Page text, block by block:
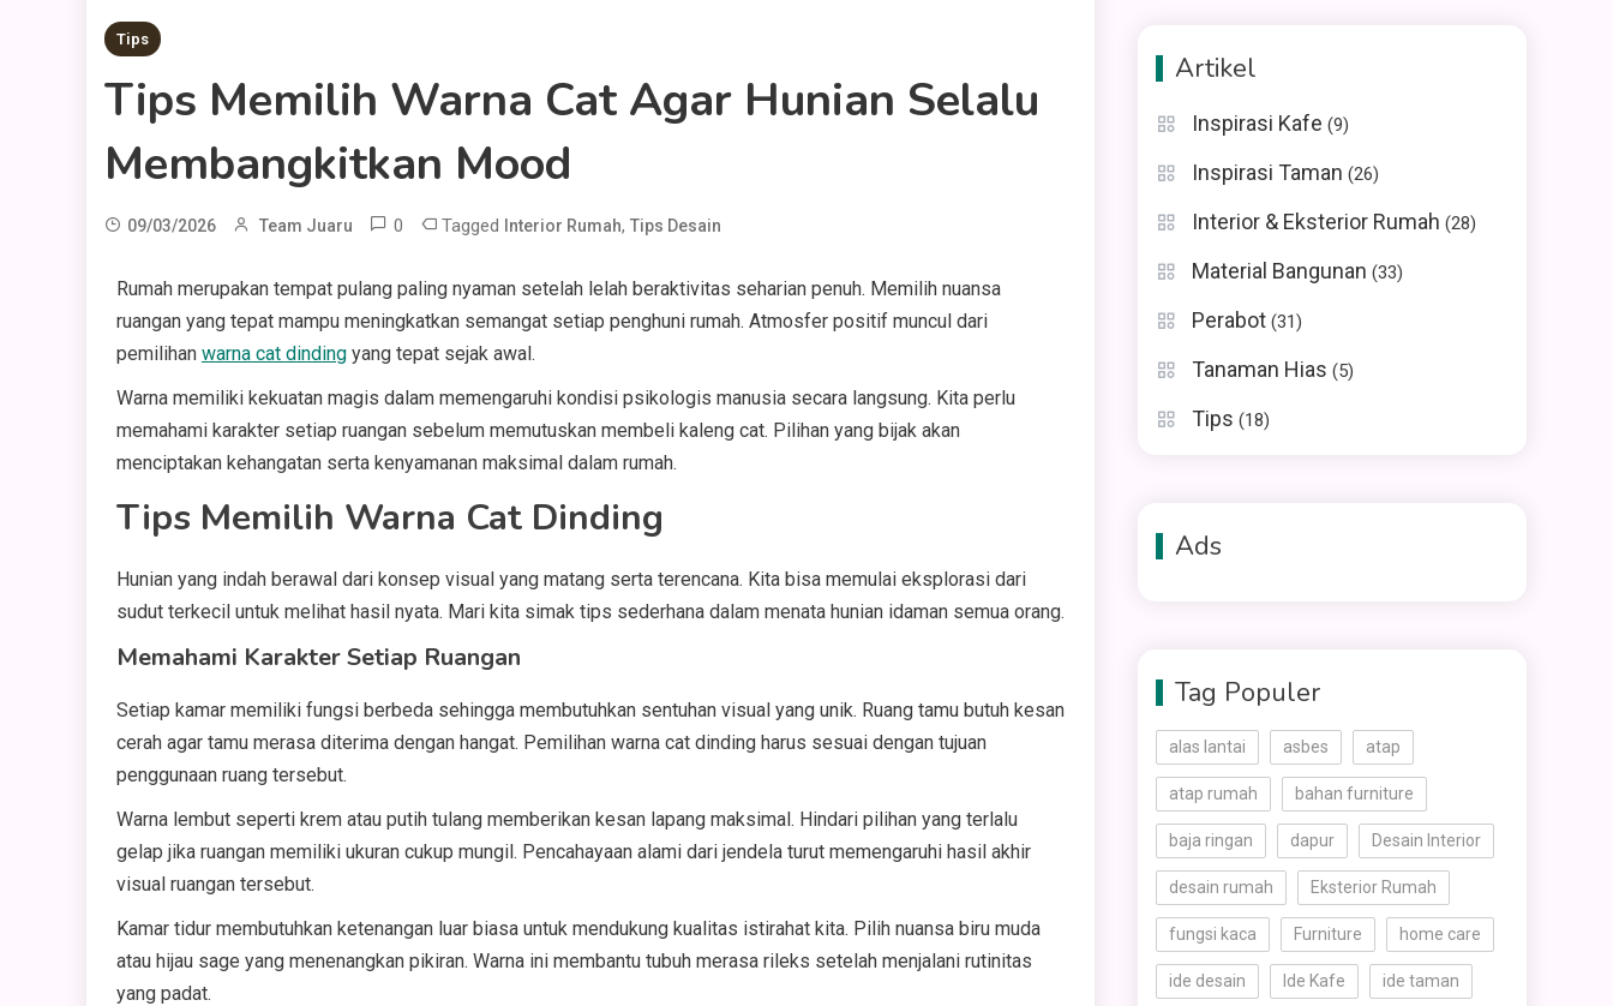
Tips
Tips Memilih Warna Cat Agar Hunian Selalu
Membangkitkan Mood
09/03/2026 Team Juaru 0 Tagged Interior Rumah, Tips Desain
Rumah merupakan tempat pulang paling nyaman setelah lelah beraktivitas seharian penuh. Memilih nuansa
ruangan yang tepat mampu meningkatkan semangat setiap penghuni rumah. Atmosfer positif muncul dari
pemilihan warna cat dinding yang tepat sejak awal.
Warna memiliki kekuatan magis dalam memengaruhi kondisi psikologis manusia secara langsung. Kita perlu
memahami karakter setiap ruangan sebelum memutuskan membeli kaleng cat. Pilihan yang bijak akan
menciptakan kehangatan serta kenyamanan maksimal dalam rumah.
Tips Memilih Warna Cat Dinding
Hunian yang indah berawal dari konsep visual yang matang serta terencana. Kita bisa memulai eksplorasi dari
sudut terkecil untuk melihat hasil nyata. Mari kita simak tips sederhana dalam menata hunian idaman semua orang.
Memahami Karakter Setiap Ruangan
Setiap kamar memiliki fungsi berbeda sehingga membutuhkan sentuhan visual yang unik. Ruang tamu butuh kesan
cerah agar tamu merasa diterima dengan hangat. Pemilihan warna cat dinding harus sesuai dengan tujuan
penggunaan ruang tersebut.
Warna lembut seperti krem atau putih tulang memberikan kesan lapang maksimal. Hindari pilihan yang terlalu
gelap jika ruangan memiliki ukuran cukup mungil. Pencahayaan alami dari jendela turut memengaruhi hasil akhir
visual ruangan tersebut.
Kamar tidur membutuhkan ketenangan luar biasa untuk mendukung kualitas istirahat kita. Pilih nuansa biru muda
atau hijau sage yang menenangkan pikiran. Warna ini membantu tubuh merasa rileks setelah menjalani rutinitas
yang padat.
Artikel
Inspirasi Kafe (9)
Inspirasi Taman (26)
Interior & Eksterior Rumah (28)
Material Bangunan (33)
Perabot (31)
Tanaman Hias (5)
Tips (18)
Ads
Tag Populer
alas lantai asbes atap
atap rumah bahan furniture
baja ringan dapur Desain Interior
desain rumah Eksterior Rumah
fungsi kaca Furniture home care
ide desain Ide Kafe ide taman